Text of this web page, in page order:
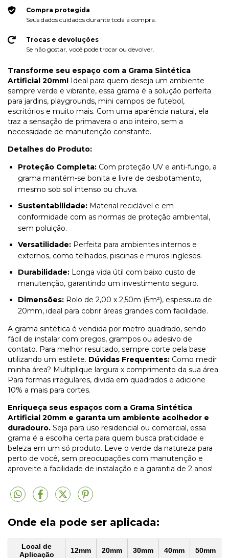
Compra protegida
Seus dados cuidados durante toda a compra.
Trocas e devoluções
Se não gostar, você pode trocar ou devolver.
Transforme seu espaço com a Grama Sintética
Artificial 20mm! Ideal para quem deseja um ambiente
sempre verde e vibrante, essa grama é a solução perfeita
para jardins, playgrounds, mini campos de futebol,
escritórios e muito mais. Com uma aparência natural, ela
traz a sensação de primavera o ano inteiro, sem a
necessidade de manutenção constante.
Detalhes do Produto:
Proteção Completa: Com proteção UV e anti-fungo, a
grama mantém-se bonita e livre de desbotamento,
mesmo sob sol intenso ou chuva.
Sustentabilidade: Material reciclável e em
conformidade com as normas de proteção ambiental,
sem poluição.
Versatilidade: Perfeita para ambientes internos e
externos, como telhados, piscinas e muros ingleses.
Durabilidade: Longa vida útil com baixo custo de
manutenção, garantindo um investimento seguro.
Dimensões: Rolo de 2,00 x 2,50m (5m²), espessura de
20mm, ideal para cobrir áreas grandes com facilidade.
A grama sintética é vendida por metro quadrado, sendo
fácil de instalar com pregos, grampos ou adesivo de
contato. Para melhor resultado, sempre corte pela base
utilizando um estilete. Dúvidas Frequentes: Como medir
minha área? Multiplique largura x comprimento da sua área.
Para formas irregulares, divida em quadrados e adicione
10% a mais para cortes.
Enriqueça seus espaços com a Grama Sintética
Artificial 20mm e garanta um ambiente acolhedor e
duradouro. Seja para uso residencial ou comercial, essa
grama é a escolha certa para quem busca praticidade e
beleza em um só produto. Leve o verde da natureza para
perto de você, sem preocupações com manutenção e
aproveite a facilidade de instalação e a garantia de 2 anos!
Onde ela pode ser aplicada:
Local de
Aplicação
12mm 20mm 30mm 40mm 50mm